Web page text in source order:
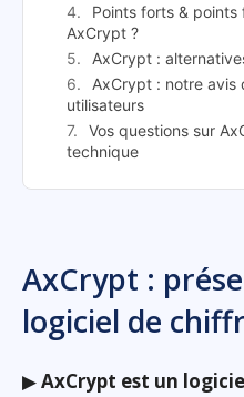
Points forts &
AxCrypt ?
AxCrypt :
AxCrypt : notre avis
utilisateurs
Vos questions sur
technique
AxCrypt :
logiciel de
▶AxCrypt est un